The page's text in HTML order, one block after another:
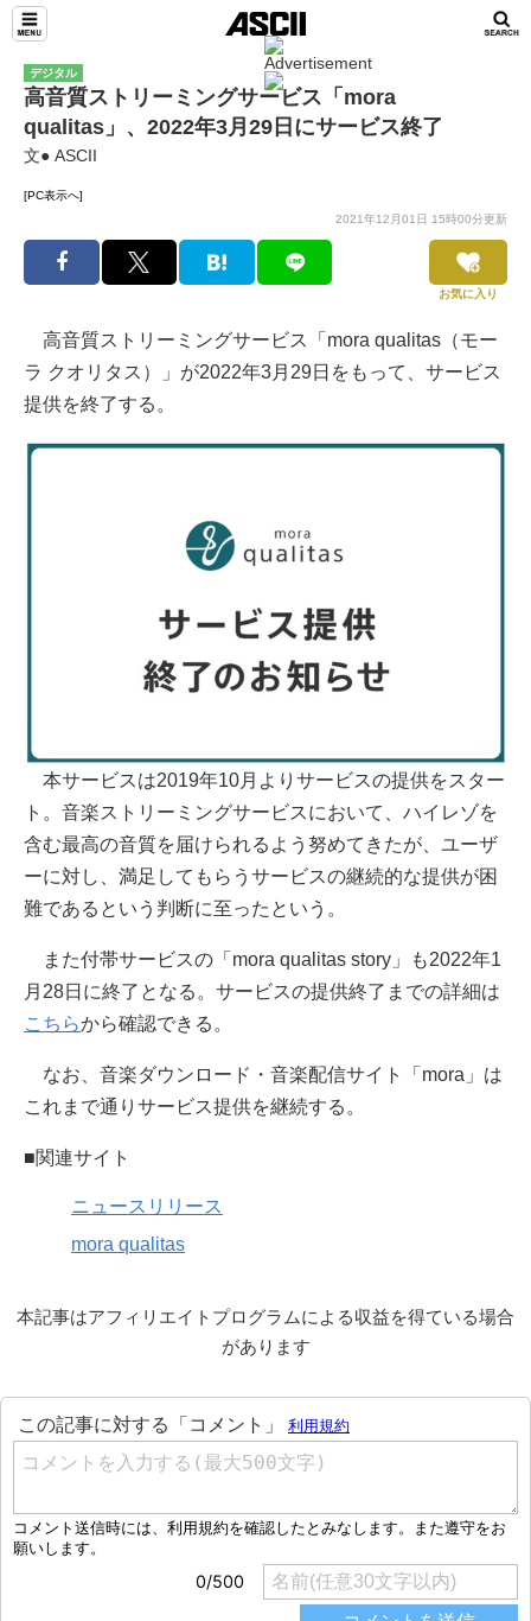
デジタル
高音質ストリーミングサービス「mora
qualitas」、2022年3月29日にサービス終了
文● ASCII
[PC表示へ]
2021年12月01日 15時00分更新
お気に入り
高音質ストリーミングサービス「mora qualitas（モー
ラ クオリタス）」が2022年3月29日をもって、サービス
提供を終了する。
本サービスは2019年10月よりサービスの提供をスター
ト。音楽ストリーミングサービスにおいて、ハイレゾを
含む最高の音質を届けられるよう努めてきたが、ユーザ
ーに対し、満足してもらうサービスの継続的な提供が困
難であるという判断に至ったという。
また付帯サービスの「mora qualitas story」も2022年1
月28日に終了となる。サービスの提供終了までの詳細は
こちらから確認できる。
なお、音楽ダウンロード・音楽配信サイト「mora」は
これまで通りサービス提供を継続する。
■関連サイト
ニュースリリース
mora qualitas
本記事はアフィリエイトプログラムによる収益を得ている場合
があります